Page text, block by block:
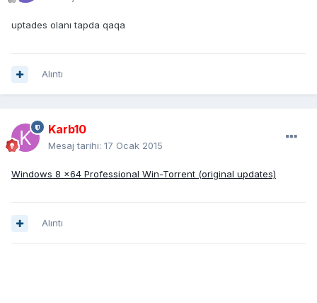
uptades olanı tapda qaqa
Alıntı
Karb10
Mesaj tarihi: 17 Ocak 2015
Windows 8 x64 Professional Win-Torrent (original updates)
Alıntı